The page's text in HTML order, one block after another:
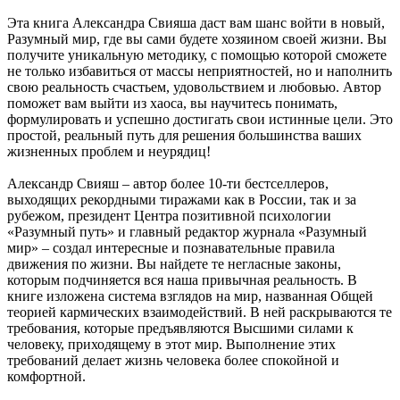
Эта книга Александра Свияша даст вам шанс войти в новый,
Разумный мир, где вы сами будете хозяином своей жизни. Вы
получите уникальную методику, с помощью которой сможете
не только избавиться от массы неприятностей, но и наполнить
свою реальность счастьем, удовольствием и любовью. Автор
поможет вам выйти из хаоса, вы научитесь понимать,
формулировать и успешно достигать свои истинные цели. Это
простой, реальный путь для решения большинства ваших
жизненных проблем и неурядиц!
Александр Свияш – автор более 10-ти бестселлеров,
выходящих рекордными тиражами как в России, так и за
рубежом, президент Центра позитивной психологии
«Разумный путь» и главный редактор журнала «Разумный
мир» – создал интересные и познавательные правила
движения по жизни. Вы найдете те негласные законы,
которым подчиняется вся наша привычная реальность. В
книге изложена система взглядов на мир, названная Общей
теорией кармических взаимодействий. В ней раскрываются те
требования, которые предъявляются Высшими силами к
человеку, приходящему в этот мир. Выполнение этих
требований делает жизнь человека более спокойной и
комфортной.